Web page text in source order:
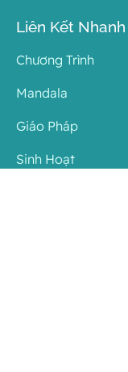
Liên Kết Nhanh
Chương Trình
Mandala
Giáo Pháp
Sinh Hoạt